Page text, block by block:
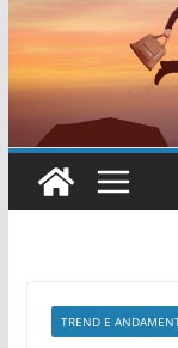
TREND E